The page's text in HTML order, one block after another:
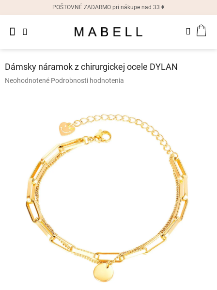
POŠTOVNÉ ZADARMO pri nákupe nad 33 €
Dámske
náušnice
Dámske
hodinky
Ostatné
Dámsky náramok z chirurgickej ocele DYLAN
Priemerné
Neohodnotené Podrobnosti hodnotenia